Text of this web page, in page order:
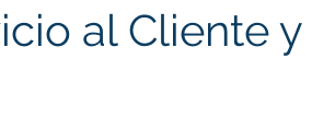
al Cliente y